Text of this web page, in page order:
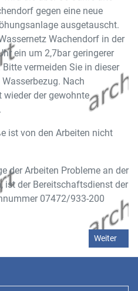
gegen eine neue
ausgetauscht.
Wachendorf in der
ein um 2,7bar geringerer
vermeiden Sie in dieser
Nach
wieder der gewohnte
ist von den Arbeiten nicht
der Arbeiten Probleme an der
ist der Bereitschaftsdienst der
07472/933-200
zum Entwicklungsprogramm
Nächster
Weiter